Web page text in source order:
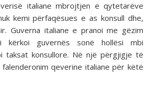
italiane mbrojtjen e qytetarëve
kemi përfaqësues e as konsull dhe,
Guverna italiane e pra­noi me gëzim
guvernës sonë hollësi mbi
taksat konsullore. Në një përgjigje të
qeverine italiane për këtë